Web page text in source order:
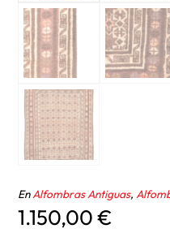
EnAlfombras Antiguas,
1.150,00€